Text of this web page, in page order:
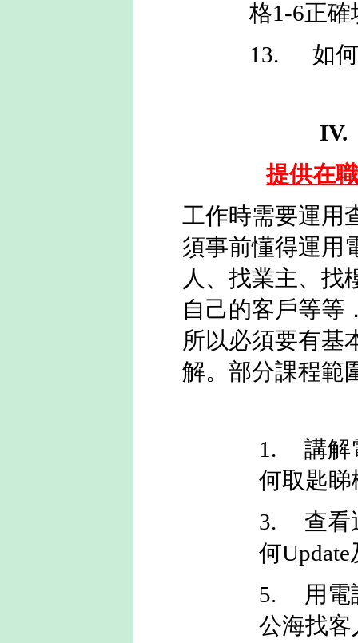
格1-6正確
13.如
IV.
提供在
工作時需要運用
須事前懂得運用
人 、找業主、找
自己的客戶等等
所以必須要有基
解。部分課程範
1. 講
何取匙睇
3.
何
5.
公海找客